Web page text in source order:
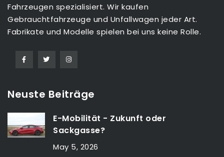
Fahrzeugen spezialisiert. Wir kaufen
Gebrauchtfahrzeuge und Unfallwagen jeder Art.
Fabrikate und Modelle spielen bei uns keine Rolle.
Neuste Beiträge
E-Mobilität - Zukunft oder
Sackgasse?
May 5, 2026